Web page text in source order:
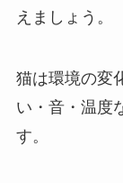
えましょう。
猫は環境の変
い・音・温度
す。